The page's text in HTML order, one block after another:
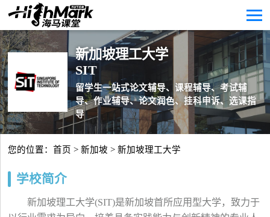
新加坡理工大学
SIT
留学生一站式论文辅导、课程辅导、考试辅
导、作业辅导、论文润色、挂科申诉、选课指
导
您的位置：首页 >新加坡 > 新加坡理工大学
学校简介
新加坡理工大学(SIT)是新加坡首所应用型大学，致力于